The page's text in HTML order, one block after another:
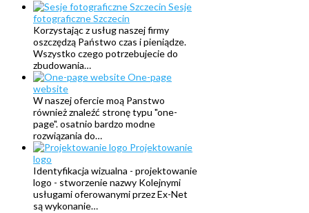
Sesje
fotograficzne Szczecin
Korzystając z usług naszej firmy
oszczędzą Państwo czas i pieniądze.
Wszystko czego potrzebujecie do
zbudowania…
One-page
website
W naszej ofercie moą Panstwo
również znaleźć stronę typu "one-
page". osatnio bardzo modne
rozwiązania do…
Projektowanie
logo
Identyfikacja wizualna - projektowanie
logo - stworzenie nazwy Kolejnymi
usługami oferowanymi przez Ex-Net
są wykonanie…